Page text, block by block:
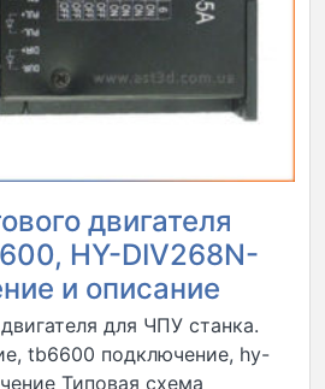
двигателя
HY-DIV268N-
и описание
для ЧПУ станка.
tb6600 подключение, hy-
Типовая схема